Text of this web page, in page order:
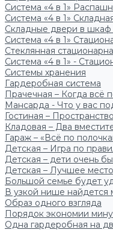
Система «4 в 1»
Система «4 в 1»
Складные двери в
Система «4 в 1»
Стеклянная
Система «4 в 1» -
Системы хранения
Гардеробная система
Прачечная – Когда всё
Мансарда - Что у вас
Гостиная –
Кладовая – Два
Гараж – «Всё по
Детская – Игра по
Детская – дети очень
Детская – Лучшее
Большой семье будет
В узкой нише найдется
Образ одного взгляда
Порядок экономии
Одна гардеробная на